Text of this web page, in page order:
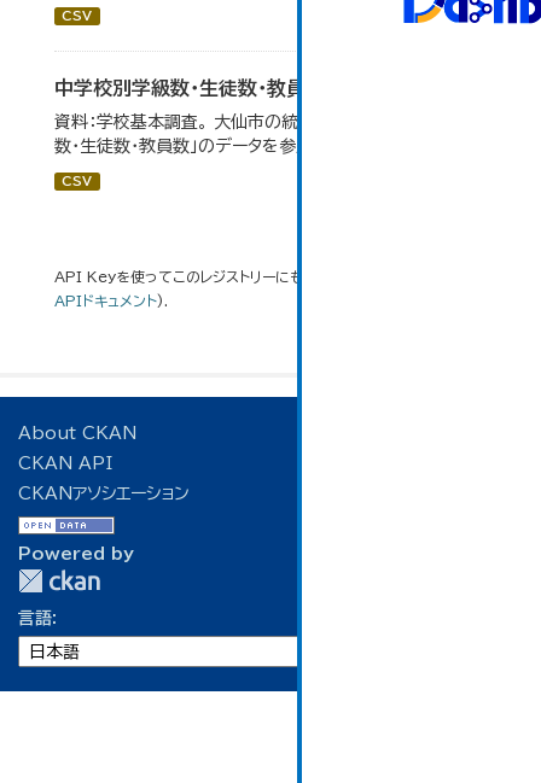
CSV
中学校別学級数・生徒数・教員数
資料：学校基本調査。 大仙市の統計「14-6 中学校別学級
数・生徒数・教員数」のデータを参照しています。
CSV
API Keyを使ってこのレジストリーにもアクセス可能です
APIドキュメント).
About CKAN
CKAN API
CKANアソシエーション
Powered by
言語